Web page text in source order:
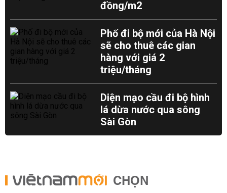
đồng/m2
Phố đi bộ mới của Hà Nội
sẽ cho thuê các gian
hàng với giá 2
triệu/tháng
Diện mạo cầu đi bộ hình
lá dừa nước qua sông
Sài Gòn
CHỌN